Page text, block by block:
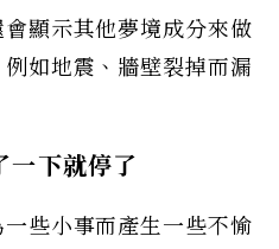
顯示其他夢境成分來做
如地震、牆壁裂掉而漏
一下就停了
些小事而產生一些不愉